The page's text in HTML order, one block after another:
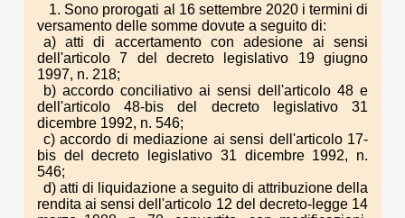
1. Sono prorogati al 16 settembre 2020 i termini di
versamento delle somme dovute a seguito di:
a) atti di accertamento con adesione ai sensi
dell'articolo 7 del decreto legislativo 19 giugno
1997, n. 218;
b) accordo conciliativo ai sensi dell'articolo 48 e
dell'articolo 48-bis del decreto legislativo 31
dicembre 1992, n. 546;
c) accordo di mediazione ai sensi dell'articolo 17-
bis del decreto legislativo 31 dicembre 1992, n.
546;
d) atti di liquidazione a seguito di attribuzione della
rendita ai sensi dell'articolo 12 del decreto-legge 14